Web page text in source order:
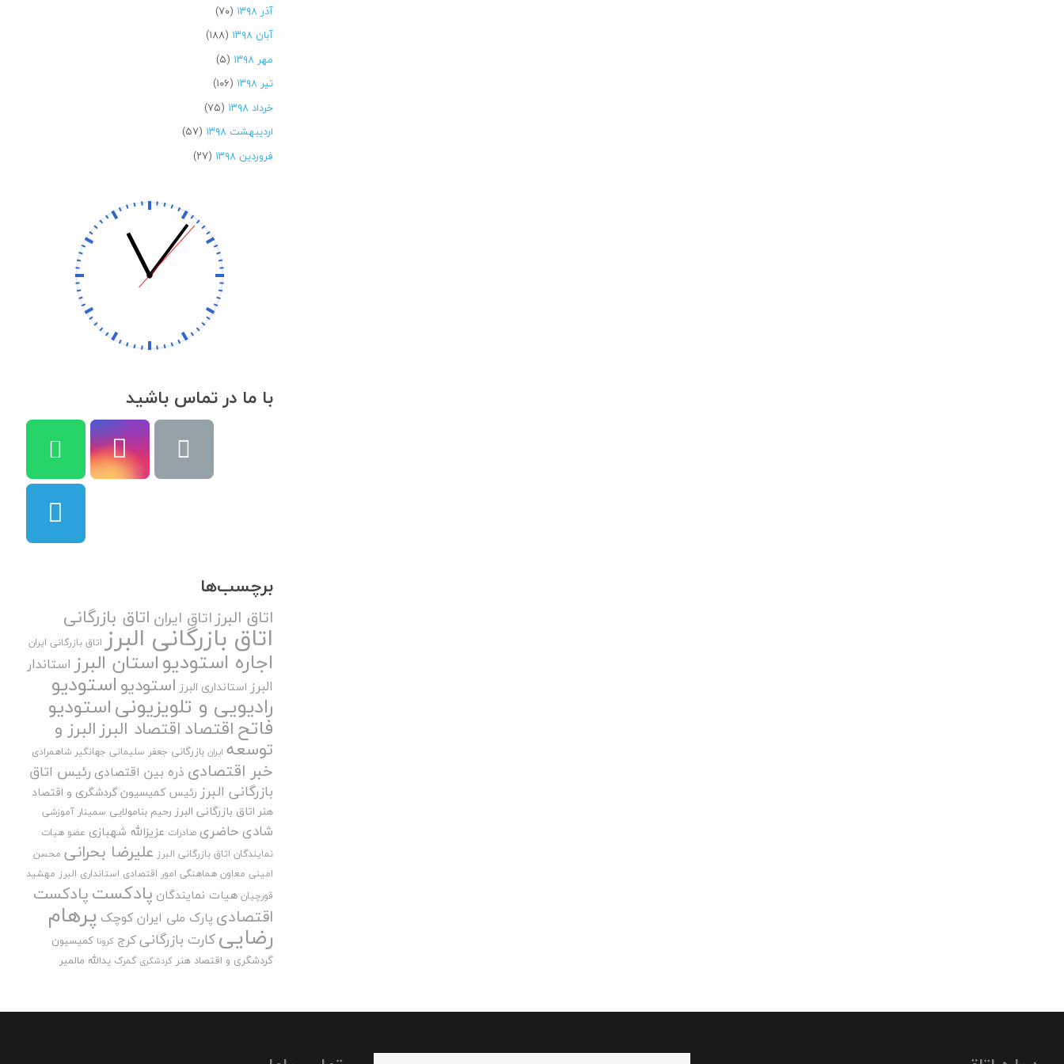
آذر ۱۳۹۸
(۷۰)
آبان ۱۳۹۸
(۱۸۸)
مهر ۱۳۹۸
(۵)
تیر ۱۳۹۸
(۱۰۶)
خرداد ۱۳۹۸
(۷۵)
اردیبهشت ۱۳۹۸
(۵۷)
فروردین ۱۳۹۸
(۲۷)
با ما در تماس باشید
برچسب‌ها
اتاق البرزاتاق ایران اتاق بازرگانی
اتاق بازرگانی البرز اتاق بازرگانی ایران
اجاره استودیواستان البرز استاندار
البرز استانداری البرز استودیواستودیو
رادیویی و تلویزیونیاستودیو
فاتحاقتصاداقتصاد البرزالبرز و
توسعه ایران بازرگانی جعفر سلیمانی جهانگیر شاهمرادی
خبر اقتصادی ذره بین اقتصادی رئیس اتاق
بازرگانی البرز رئیس کمیسیون گردشگری و اقتصاد
هنر اتاق بازرگانی البرز رحیم بنامولایی سمینار آموزشی
شادی حاضری صادرات عزیزالله شهبازی عضو هیات
نمایندگان اتاق بازرگانی البرز علیرضا بحرانی محسن
امینی معاون هماهنگی امور اقتصادی استانداری البرز مهشید
قورچیان هیات نمایندگان پادکستپادکست
اقتصادی پارک ملی ایران کوچک پرهام
رضاییکارت بازرگانیکرج کرونا کمیسیون
گردشگری و اقتصاد هنر گردشگری گمرک یدالله مالمیر